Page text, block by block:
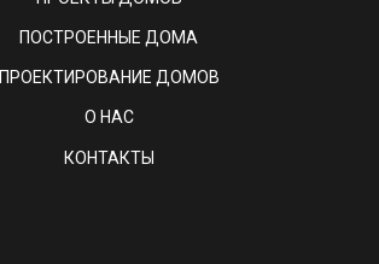
ПОСТРОЕННЫЕ ДОМА
ПРОЕКТИРОВАНИЕ ДОМОВ
О НАС
КОНТАКТЫ